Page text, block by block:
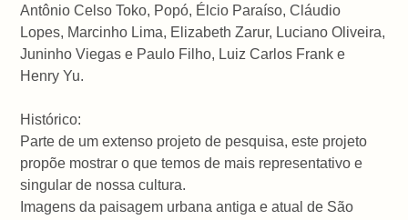
Antônio Celso Toko, Popó, Élcio Paraíso, Cláudio
Lopes, Marcinho Lima, Elizabeth Zarur, Luciano Oliveira,
Juninho Viegas e Paulo Filho, Luiz Carlos Frank e
Henry Yu.
Histórico:
Parte de um extenso projeto de pesquisa, este projeto
propõe mostrar o que temos de mais representativo e
singular de nossa cultura.
Imagens da paisagem urbana antiga e atual de São